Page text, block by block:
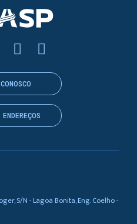
S/N - Lagoa Bonita, Eng. Coelho -